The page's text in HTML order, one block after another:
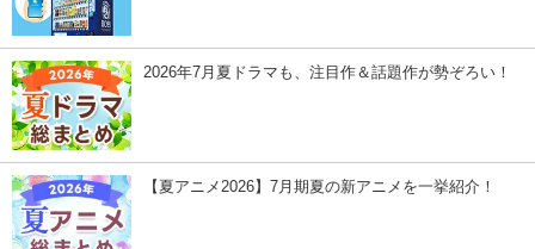
2026年7月夏ドラマも、注目作＆話題作が勢ぞろい！
【夏アニメ2026】7月期夏の新アニメを一挙紹介！